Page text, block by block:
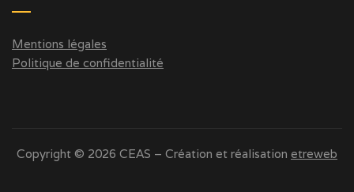
Mentions légales
Politique de confidentialité
Copyright © 2026 CEAS – Création et réalisation etreweb